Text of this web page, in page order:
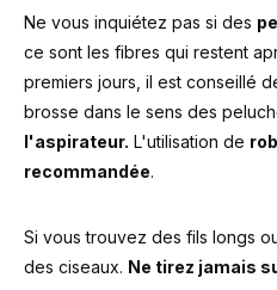
Ne vous inquiétez pas si des
ce sont les fibres qui restent
premiers jours, il est conseillé
brosse dans le sens des
l'aspirateur. L'utilisation de
recommandée.
Si vous trouvez des fils longs
des ciseaux. Ne tirez jamais